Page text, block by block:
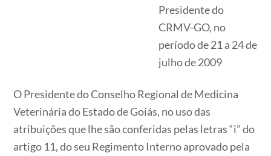
Presidente do
CRMV-GO, no
período de 21 a 24 de
julho de 2009
O Presidente do Conselho Regional de Medicina
Veterinária do Estado de Goiás, no uso das
atribuições que lhe são conferidas pelas letras “i” do
artigo 11, do seu Regimento Interno aprovado pela